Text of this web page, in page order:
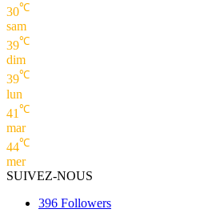
30℃
sam
39℃
dim
39℃
lun
41 ℃
mar
44℃
mer
SUIVEZ-NOUS
396 Followers